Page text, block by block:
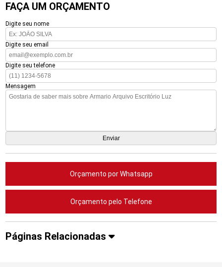
FAÇA UM ORÇAMENTO
Digite seu nome
Digite seu email
Digite seu telefone
Mensagem
Orçamento por Whatsapp
Orçamento pelo Telefone
Páginas Relacionadas